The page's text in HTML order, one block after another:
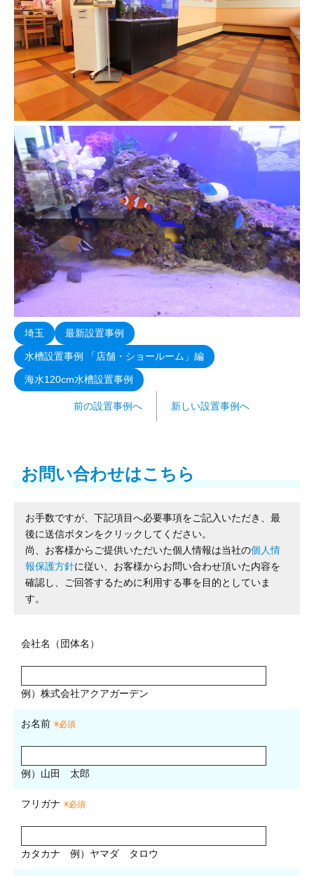
埼玉 最新設置事例
水槽設置事例 「店舗・ショールーム」編
海水120cm水槽設置事例
前の設置事例へ 新しい設置事例へ
お問い合わせはこちら
お手数ですが、下記項目へ必要事項をご記入いただき、最
後に送信ボタンをクリックしてください。
尚、お客様からご提供いただいた個人情報は当社の個人情
報保護方針に従い、お客様からお問い合わせ頂いた内容を
確認し、ご回答するために利用する事を目的としていま
す。
会社名（団体名）
例）株式会社アクアガーデン
お名前 ※必須
例）山田 太郎
フリガナ ※必須
カタカナ 例）ヤマダ タロウ